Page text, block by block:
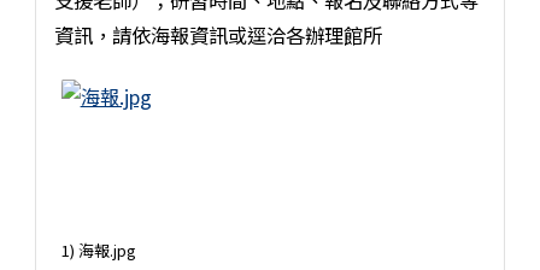
資訊，請依海報資訊或逕洽各辦理館所
1) 海報.jpg